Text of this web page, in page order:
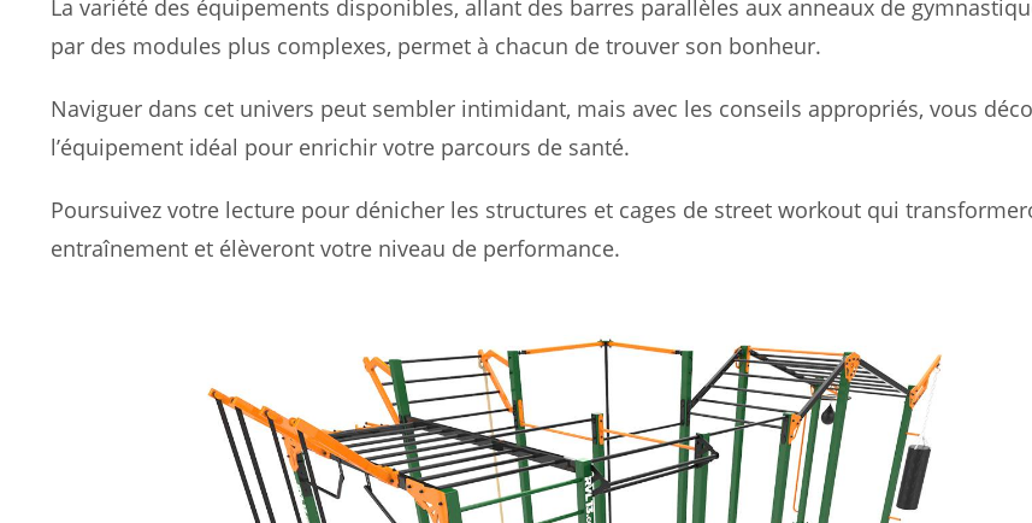
La variété des équipements disponibles, allant des barres parallèles aux anneaux de
par des modules plus complexes, permet à chacun de trouver son bonheur.
Naviguer dans cet univers peut sembler intimidant, mais avec les conseils appropriés, vous
l’équipement idéal pour enrichir votre parcours de santé.
Poursuivez votre lecture pour dénicher les structures et cages de street workout qui
entraînement et élèveront votre niveau de performance.